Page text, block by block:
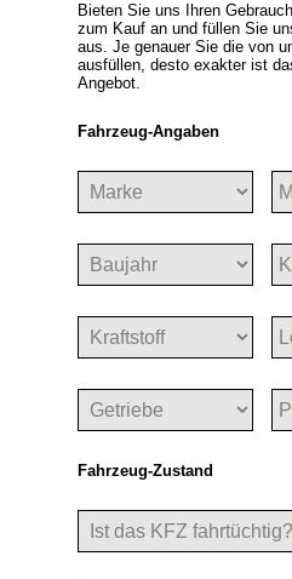
Bieten Sie uns Ihren
zum Kauf an und füllen Sie
aus. Je genauer Sie die von
ausfüllen, desto exakter ist
Angebot.
Fahrzeug-Angaben
Fahrzeug-Zustand